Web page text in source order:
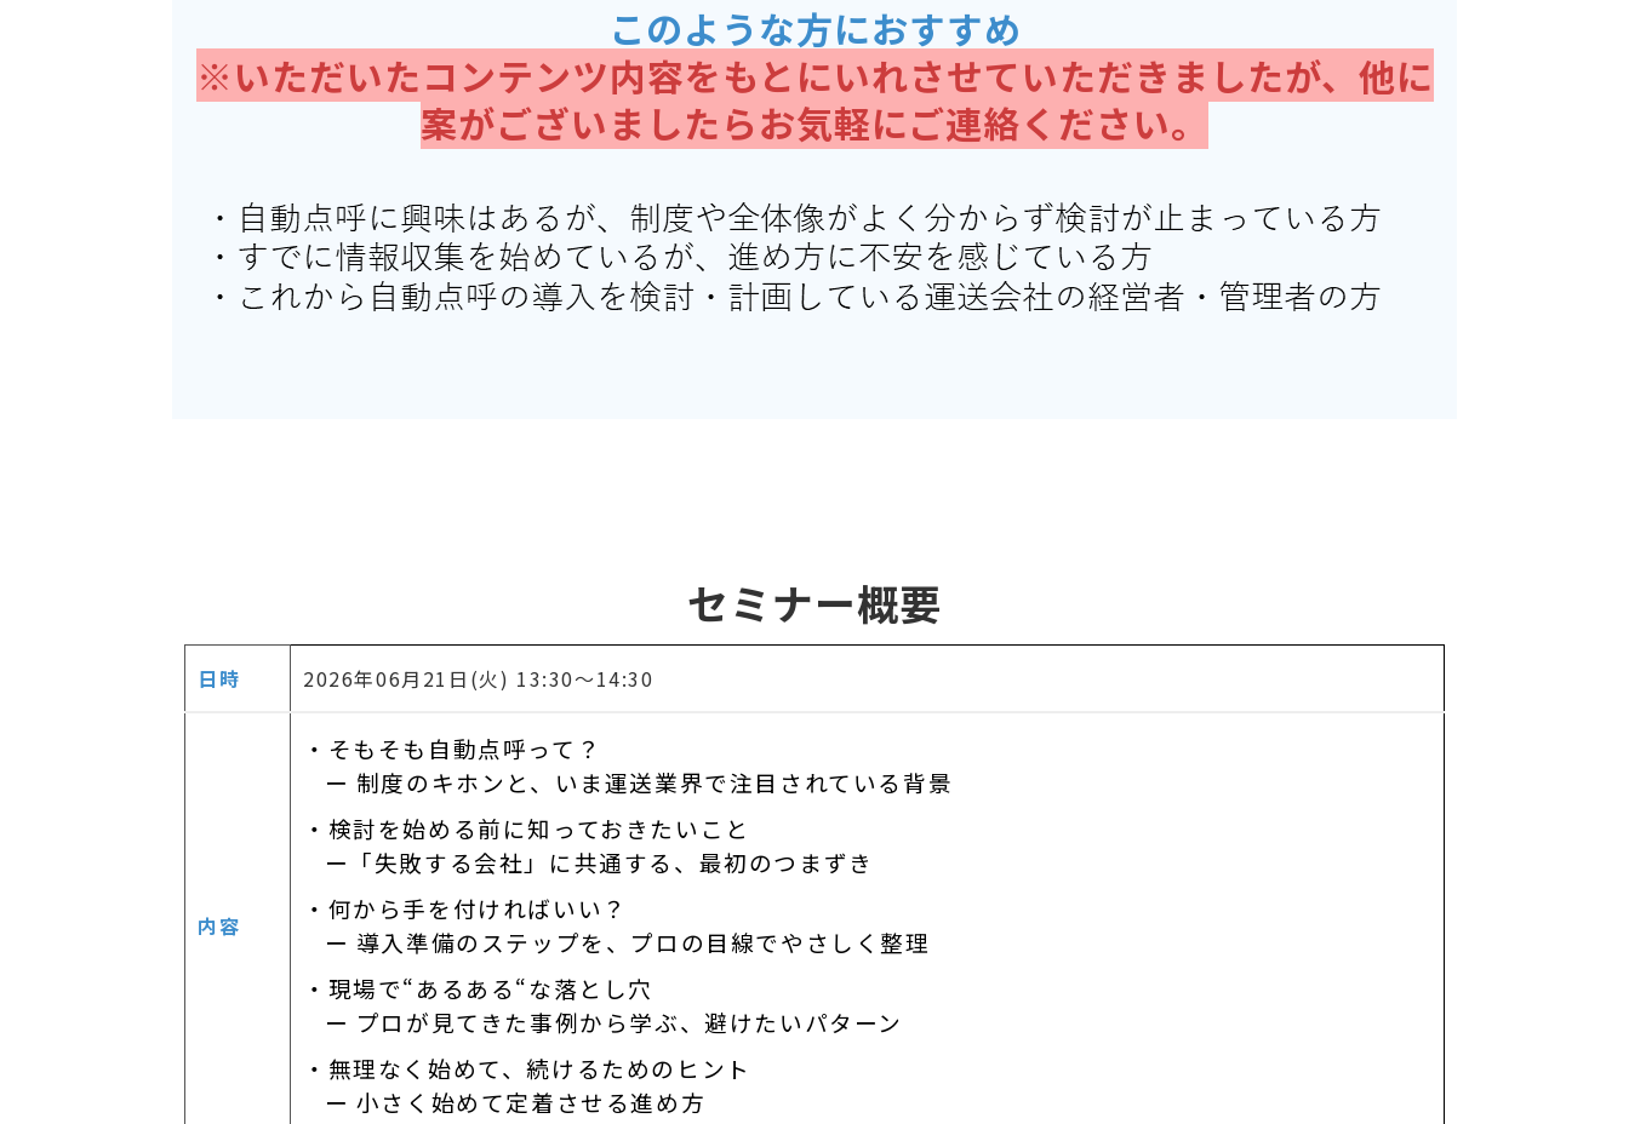
このような方におすすめ
※いただいたコンテンツ内容をもとにいれさせていただきましたが、他に
案がございましたらお気軽にご連絡ください。
セミナー概要
日時 2026年06月21日(火) 13:30〜14:30
内容
・そもそも自動点呼って？
ー 制度のキホンと、いま運送業界で注目されている背景
・検討を始める前に知っておきたいこと
ー「失敗する会社」に共通する、最初のつまずき
・何から手を付ければいい？
ー 導入準備のステップを、プロの目線でやさしく整理
・現場で“あるある“な落とし穴
ー プロが見てきた事例から学ぶ、避けたいパターン
・無理なく始めて、続けるためのヒント
ー 小さく始めて定着させる進め方